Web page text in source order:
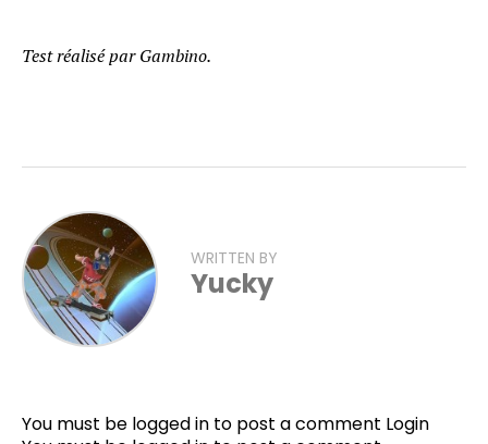
Test réalisé par Gambino.
WRITTEN BY
Yucky
You must be logged in to post a comment Login